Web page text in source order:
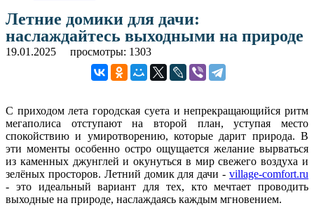
Летние домики для дачи:
наслаждайтесь выходными на природе
19.01.2025 просмотры: 1303
С приходом лета городская суета и непрекращающийся ритм
мегаполиса отступают на второй план, уступая место
спокойствию и умиротворению, которые дарит природа. В
эти моменты особенно остро ощущается желание вырваться
из каменных джунглей и окунуться в мир свежего воздуха и
зелёных просторов. Летний домик для дачи - village-comfort.ru
- это идеальный вариант для тех, кто мечтает проводить
выходные на природе, наслаждаясь каждым мгновением.